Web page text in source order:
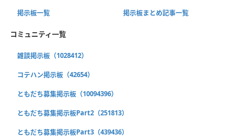
掲示板一覧 掲示板まとめ記事一覧
コミュニティ一覧
雑談掲示板（1028412）
コテハン掲示板（42654）
ともだち募集掲示板（10094396）
ともだち募集掲示板Part2（251813）
ともだち募集掲示板Part3（439436）